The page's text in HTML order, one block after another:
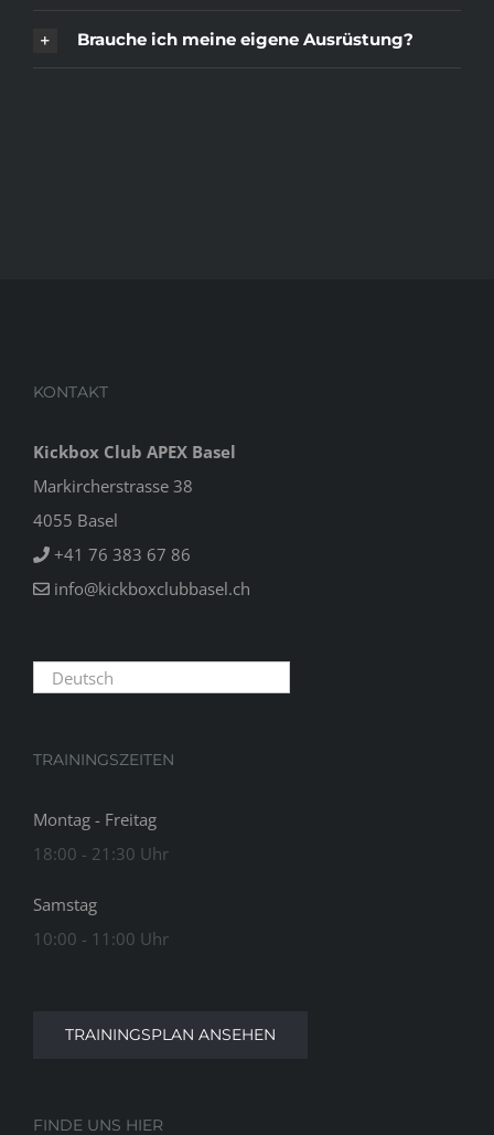
Brauche ich meine eigene Ausrüstung?
KONTAKT
Kickbox Club APEX Basel
Markircherstrasse 38
4055 Basel
+41 76 383 67 86
info@kickboxclubbasel.ch
Deutsch
TRAININGSZEITEN
Montag - Freitag
18:00 - 21:30 Uhr
Samstag
10:00 - 11:00 Uhr
TRAININGSPLAN ANSEHEN
FINDE UNS HIER